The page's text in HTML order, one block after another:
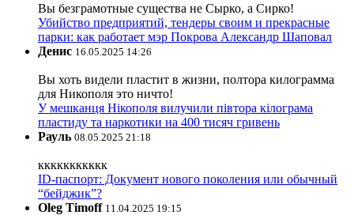
Вы безграмотные существа не Сырко, а Сирко!
Убийство предприятий, тендеры своим и прекрасные
парки: как работает мэр Покрова Александр Шаповал
Денис 16.05.2025 14:26
Вы хоть видели пластит в жизни, полтора килограмма
для Никополя это ничто!
У мешканця Нікополя вилучили півтора кілограма
пластиду та наркотики на 400 тисяч гривень
Рауль 08.05.2025 21:18
ккккккккккк
ID-паспорт: Документ нового поколения или обычный
“бейджик”?
Oleg Timoff 11.04.2025 19:15